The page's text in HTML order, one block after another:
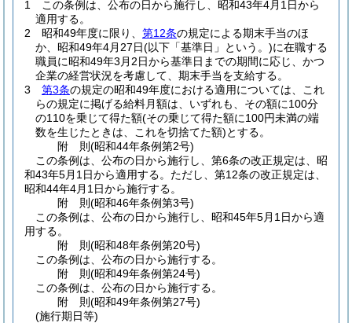
1
この条例は、公布の日から施行し、昭和43年4月1日から
適用する。
2
昭和49年度に限り、 第12条の規定による期末手当のほ
か、昭和49年4月27日(以下「基準日」という。)に在職する
職員に昭和49年3月2日から基準日までの期間に応じ、かつ
企業の経営状況を考慮して、期末手当を支給する。
3
第3条の規定の昭和49年度における適用については、これ
らの規定に掲げる給料月額は、いずれも、その額に100分
の110を乗じて得た額(その乗じて得た額に100円未満の端
数を生じたときは、これを切捨てた額)とする。
附 則(昭和44年条例第2号)
この条例は、公布の日から施行し、第6条の改正規定は、昭
和43年5月1日から適用する。 ただし、第12条の改正規定は、
昭和44年4月1日から施行する。
附 則(昭和46年条例第3号)
この条例は、公布の日から施行し、昭和45年5月1日から適
用する。
附 則(昭和48年条例第20号)
この条例は、公布の日から施行する。
附 則(昭和49年条例第24号)
この条例は、公布の日から施行する。
附 則(昭和49年条例第27号)
(施行期日等)